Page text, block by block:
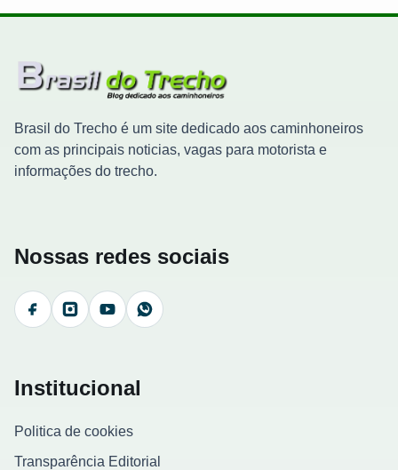
Brasil do Trecho é um site dedicado aos caminhoneiros
com as principais noticias, vagas para motorista e
informações do trecho.
Nossas redes sociais
FacebookInstagramYouTubeWhatsApp
Institucional
Politica de cookies
Transparência Editorial